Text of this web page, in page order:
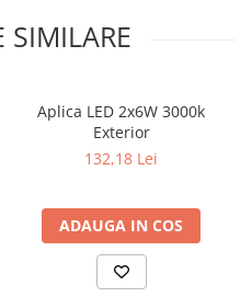
SIMILARE
Aplica LED 2x6W 3000k
Exterior
132,18 Lei
ADAUGA IN COS